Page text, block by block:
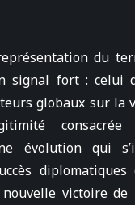
du
signal fort : celui
globaux sur
évolution qui
victoire